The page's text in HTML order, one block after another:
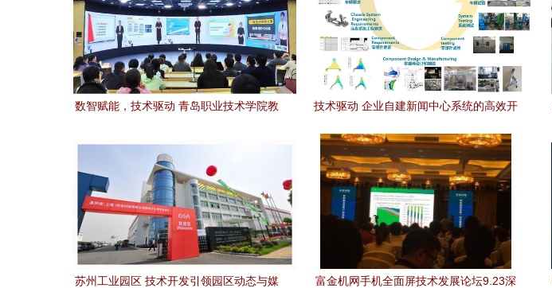
数智赋能，技术驱动 青岛职业技术学院教
技术驱动 企业自建新闻中心系统的高效开
苏州工业园区 技术开发引领园区动态与媒
富金机网手机全面屏技术发展论坛9.23深